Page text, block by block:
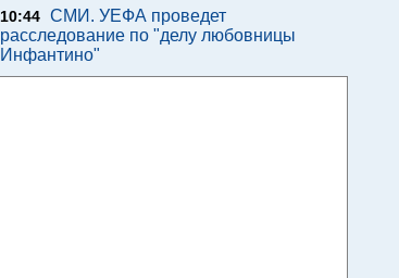
10:44 СМИ. УЕФА проведет
расследование по "делу любовницы
Инфантино"